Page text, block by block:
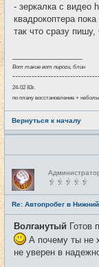
- зеркалка с видео
квадрокоптера
так что сразу
Вот такие вот пироги, блин
24-02 83г.
по плану восстановление +
Вернуться к началу
Н
е
в
с
е
т
и
Re: Автопробег в
Волганутый Готов
А почему ты не
не уверен в